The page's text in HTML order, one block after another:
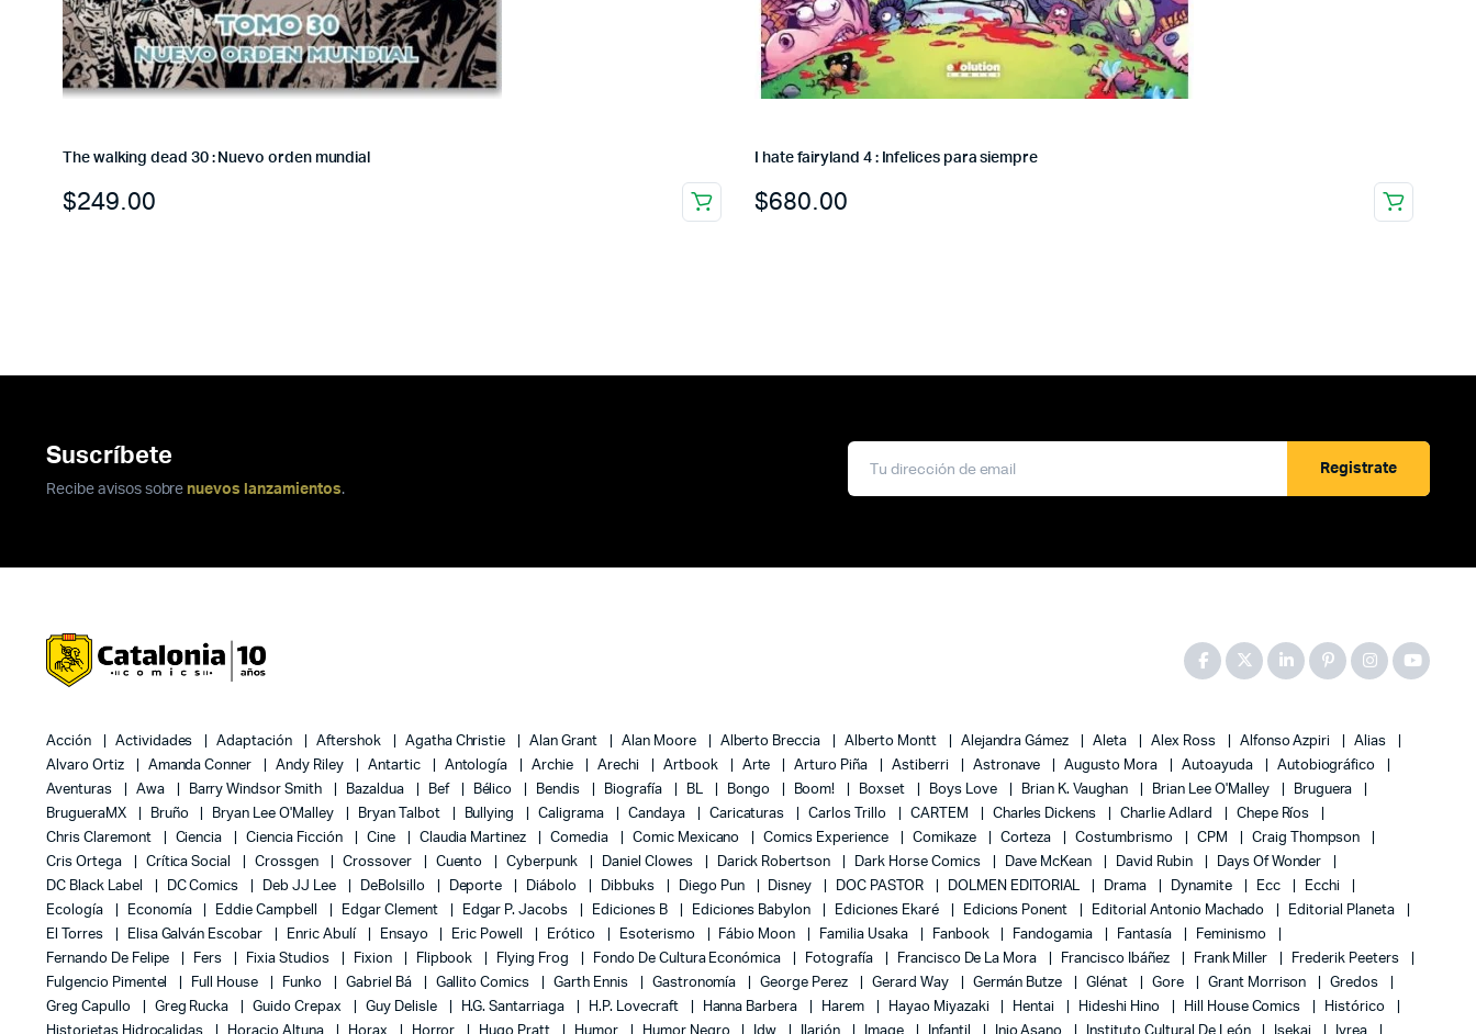
The walking dead 30 : Nuevo orden mundial
$249.00
I hate fairyland 4 : Infelices para siempre
$680.00
Suscríbete
Recibe avisos sobre nuevos lanzamientos.
Registrate
Acción Actividades Adaptación Aftershok Agatha Christie Alan Grant Alan Moore Alberto Breccia Alberto Montt Alejandra Gámez Aleta Alex Ross Alfonso Azpiri
Alias
Alvaro Ortiz
Amanda Conner Andy Riley Antartic Antología Archie Arechi Artbook Arte Arturo Piña Astiberri Astronave Augusto Mora Autoayuda
Autobiográfico
Aventuras
Awa Barry Windsor Smith Bazaldua Bef Bélico Bendis Biografía BL Bongo Boom! Boxset Boys Love Brian K. Vaughan Brian Lee O'Malley
Bruguera
BrugueraMX
Bruño Bryan Lee O'Malley Bryan Talbot Bullying Caligrama Candaya Caricaturas Carlos Trillo CARTEM Charles Dickens Charlie Adlard
Chepe Ríos
Chris Claremont
Ciencia Ciencia Ficción Cine Claudia Martinez Comedia Comic Mexicano Comics Experience Comikaze Corteza Costumbrismo CPM
Craig Thompson
Cris Ortega
Crítica Social Crossgen Crossover Cuento Cyberpunk Daniel Clowes Darick Robertson Dark Horse Comics Dave McKean David Rubin
Days Of Wonder
DC Black Label
DC Comics Deb JJ Lee DeBolsillo Deporte Diábolo Dibbuks Diego Pun Disney DOC PASTOR DOLMEN EDITORIAL Drama Dynamite Ecc
Ecchi
Ecología
Economía Eddie Campbell Edgar Clement Edgar P. Jacobs Ediciones B Ediciones Babylon Ediciones Ekaré Edicions Ponent Editorial Antonio Machado
Editorial Planeta
El Torres
Elisa Galván Escobar Enric Abulí Ensayo Eric Powell Erótico Esoterismo Fábio Moon Familia Usaka Fanbook Fandogamia Fantasía
Feminismo
Fernando De Felipe
Fers Fixia Studios Fixion Flipbook Flying Frog Fondo De Cultura Económica Fotografía Francisco De La Mora Francisco Ibáñez Frank Miller
Frederik Peeters
Fulgencio Pimentel
Full House Funko Gabriel Bá Gallito Comics Garth Ennis Gastronomía George Perez Gerard Way Germán Butze Glénat Gore Grant Morrison
Gredos
Greg Capullo
Greg Rucka Guido Crepax Guy Delisle H.G. Santarriaga H.P. Lovecraft Hanna Barbera Harem Hayao Miyazaki Hentai Hideshi Hino Hill House Comics
Histórico